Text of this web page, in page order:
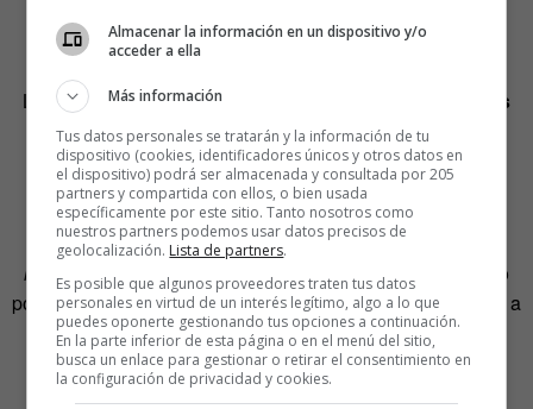
2. Practicar la meditación receptiva
La
meditación receptiva consiste en calmarnos lo más
posible, para después observar sin juicio nuestros
pensamientos y sentimientos,dejando que fluyan
libremente.
Es una forma suave de comenzar a conectar con nuestro
lado oscuro
. Podemos visualizar cómo vamos caminando
por una cueva sombría con una antorcha, iluminando poco a
poco los recovecos de nuestra psique.
«La meditación nos ayuda a conocernos
Almacenar la información en un dispositivo y/o
acceder a ella
Más información
Tus datos personales se tratarán y la información de tu
dispositivo (cookies, identificadores únicos y otros datos en
el dispositivo) podrá ser almacenada y consultada por 205
partners y compartida con ellos, o bien usada
específicamente por este sitio. Tanto nosotros como
nuestros partners podemos usar datos precisos de
geolocalización. Lista de partners.
Es posible que algunos proveedores traten tus datos
personales en virtud de un interés legítimo, algo a lo que
puedes oponerte gestionando tus opciones a continuación.
En la parte inferior de esta página o en el menú del sitio,
busca un enlace para gestionar o retirar el consentimiento en
la configuración de privacidad y cookies.